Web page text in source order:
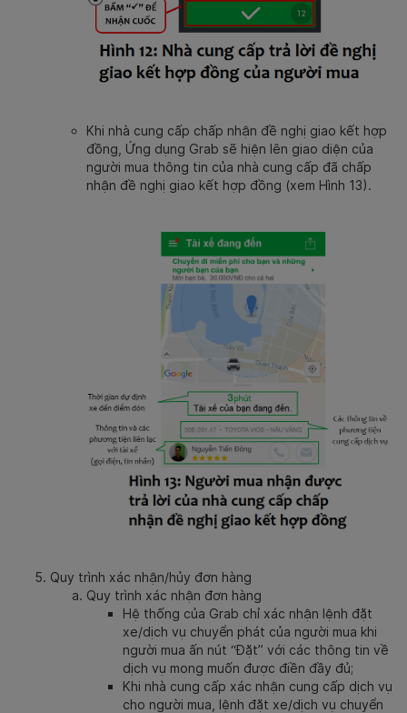
Khi nhà cung cấp chấp nhận đề nghị giao kết hợp
đồng, Ứng dụng Grab sẽ hiện lên giao diện của
người mua thông tin của nhà cung cấp đã chấp
nhận đề nghị giao kết hợp đồng (xem Hình 13).
Quy trình xác nhận/hủy đơn hàng
Quy trình xác nhận đơn hàng
Hệ thống của Grab chỉ xác nhận lệnh đặt
xe/dịch vụ chuyển phát của người mua khi
người mua ấn nút “Đặt” với các thông tin về
dịch vụ mong muốn được điền đầy đủ;
Khi nhà cung cấp xác nhận cung cấp dịch vụ
cho người mua, lệnh đặt xe/dịch vụ chuyển